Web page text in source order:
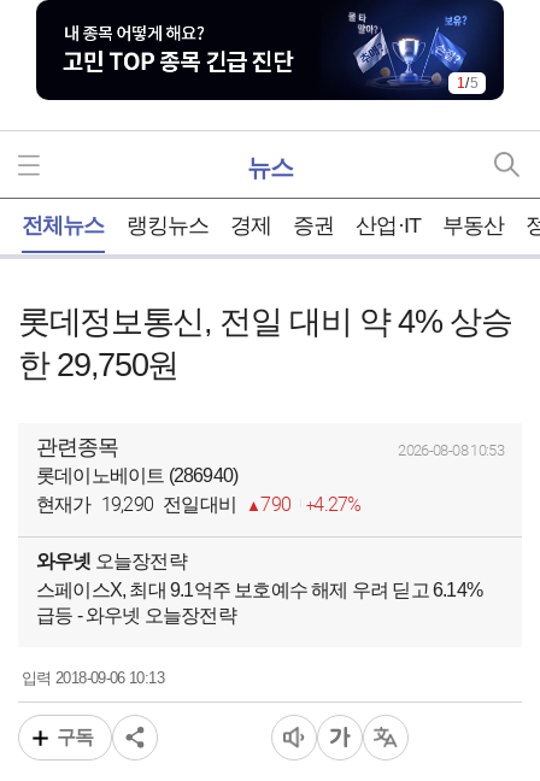
1/5
뉴스
전체뉴스 랭킹뉴스 경제 증권 산업·IT 부동산
롯데정보통신, 전일 대비 약 4% 상승
한 29,750원
관련종목 2026-08-08 10:53
롯데이노베이트 (286940)
현재가 19,290 전일대비 790 4.27%
와우넷 오늘장전략
스페이스X, 최대 9.1억주 보호예수 해제 우려 딛고 6.14%
급등 - 와우넷 오늘장전략
입력2018-09-06 10:13
구독